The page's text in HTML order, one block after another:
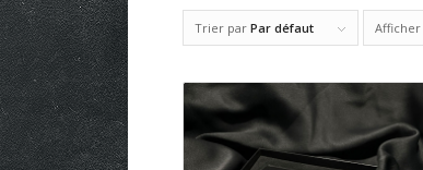
Trier par Par défaut Afficher